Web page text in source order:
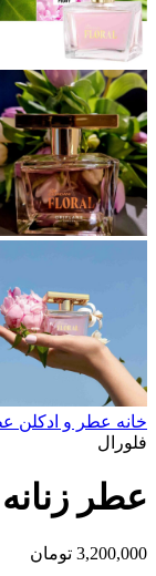
خانه عطر و ادکلن
فلورال
عطر
3,200,000 تومان